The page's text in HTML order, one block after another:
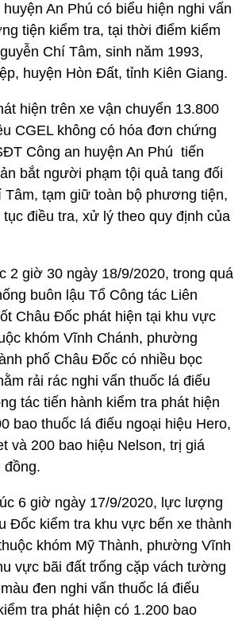
An Phú có biểu hiện nghi vấn
tiện kiểm tra, tại thời điểm kiểm
Chí Tâm, sinh năm 1993,
huyện Hòn Đất, tỉnh Kiên Giang.
hiện trên xe vận chuyển 13.800
CGEL không có hóa đơn chứng
Công an huyện An Phú tiến
bắt người phạm tội quả tang đối
Tâm, tạm giữ toàn bộ phương tiện,
điều tra, xử lý theo quy định của
2 giờ 30 ngày 18/9/2020, trong quá
buôn lậu Tổ Công tác Liên
Châu Đốc phát hiện tại khu vực
khóm Vĩnh Chánh, phường
phố Châu Đốc có nhiều bọc
rải rác nghi vấn thuốc lá điếu
tác tiến hành kiểm tra phát hiện
bao thuốc lá điếu ngoại hiệu Hero,
và 200 bao hiệu Nelson, trị giá
đồng.
6 giờ ngày 17/9/2020, lực lượng
Đốc kiểm tra khu vực bến xe thành
khóm Mỹ Thành, phường Vĩnh
vực bãi đất trống cặp vách tường
đen nghi vấn thuốc lá điếu
tra phát hiện có 1.200 bao